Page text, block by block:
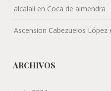
alcalali en Coca de almendra
Ascension Cabezuelos López
ARCHIVOS